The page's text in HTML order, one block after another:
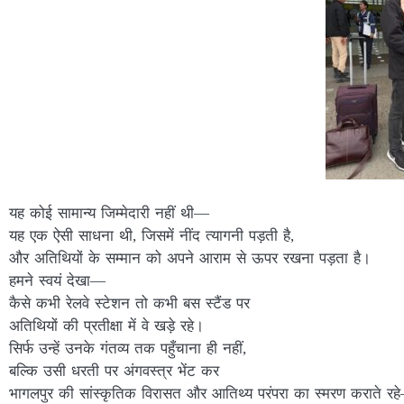
यह कोई सामान्य जिम्मेदारी नहीं थी—
यह एक ऐसी साधना थी, जिसमें नींद त्यागनी पड़ती है,
और अतिथियों के सम्मान को अपने आराम से ऊपर रखना पड़ता है।
हमने स्वयं देखा—
कैसे कभी रेलवे स्टेशन तो कभी बस स्टैंड पर
अतिथियों की प्रतीक्षा में वे खड़े रहे।
सिर्फ उन्हें उनके गंतव्य तक पहुँचाना ही नहीं,
बल्कि उसी धरती पर अंगवस्त्र भेंट कर
भागलपुर की सांस्कृतिक विरासत और आतिथ्य परंपरा का स्मरण कराते